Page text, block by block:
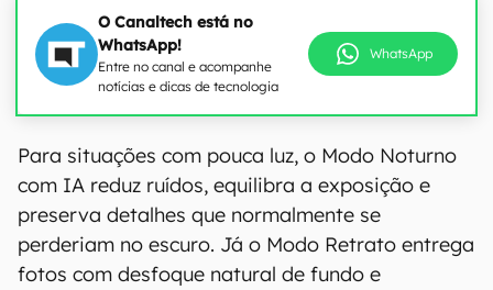
O Canaltech está no
WhatsApp!
Entre no canal e acompanhe
notícias e dicas de tecnologia
WhatsApp
Para situações com pouca luz, o Modo Noturno
com IA reduz ruídos, equilibra a exposição e
preserva detalhes que normalmente se
perderiam no escuro. Já o Modo Retrato entrega
fotos com desfoque natural de fundo e